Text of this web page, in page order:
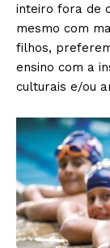
inteiro fora de
mesmo com
filhos,
ensino com a
culturais e/ou